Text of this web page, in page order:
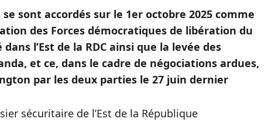
sont accordés sur le 1er octobre 2025 comme
des Forces démocratiques de libération du
l’Est de la RDC ainsi que la levée des
et ce, dans le cadre de négociations ardues,
par les deux parties le 27 juin dernier
sécuritaire de l’Est de la République